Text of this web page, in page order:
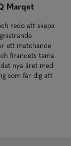
Marqet
redo att skapa
ett matchande
firandets tema
nya året med
som får dig att